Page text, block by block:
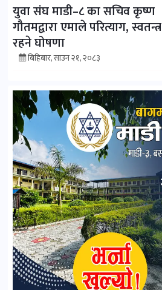
युवा संघ माडी–८ का सचिव कृष्ण
गौतमद्वारा एमाले परित्याग, स्वतन्त्र
रहने घोषणा
बिहिबार, साउन २१, २०८३